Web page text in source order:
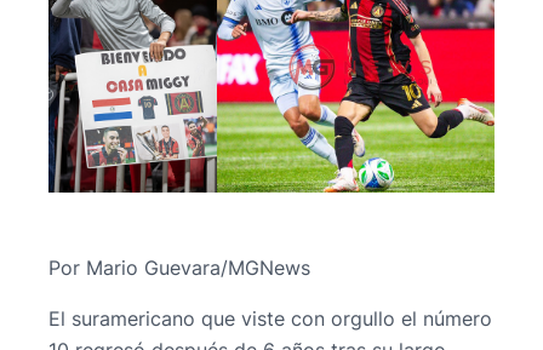
Por Mario Guevara/MGNews
El suramericano que viste con orgullo el número